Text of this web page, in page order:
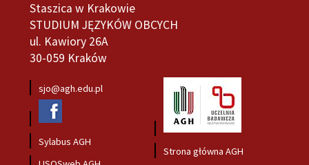
Staszica w Krakowie
STUDIUM JĘZYKÓW OBCYCH
ul. Kawiory 26A
30-059 Kraków
sjo@agh.edu.pl
Sylabus AGH
Strona główna AGH